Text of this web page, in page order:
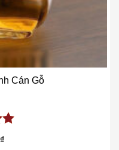
Cán Gỗ
₫